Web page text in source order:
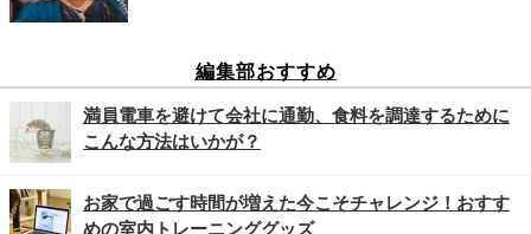
編集部おすすめ
満員電車を避けて会社に通勤、食料を調達するために
こんな方法はいかが？
お家で過ごす時間が増えた今こそチャレンジ！おすす
めの室内トレーニンググッズ